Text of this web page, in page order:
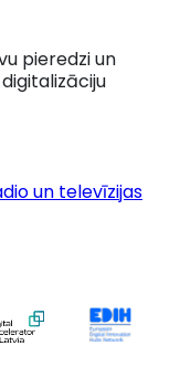
pieredzi un
un televīzijas